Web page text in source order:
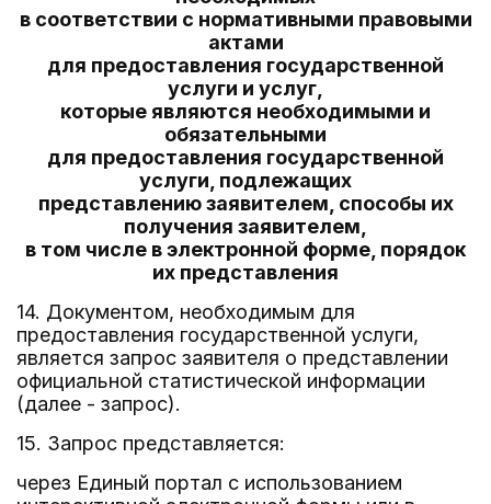
в соответствии с нормативными правовыми
актами
для предоставления государственной
услуги и услуг,
которые являются необходимыми и
обязательными
для предоставления государственной
услуги, подлежащих
представлению заявителем, способы их
получения заявителем,
в том числе в электронной форме, порядок
их представления
14. Документом, необходимым для
предоставления государственной услуги,
является запрос заявителя о представлении
официальной статистической информации
(далее - запрос).
15. Запрос представляется:
через Единый портал с использованием